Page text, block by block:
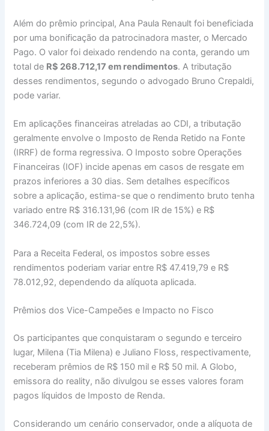
Além do prêmio principal, Ana Paula Renault foi beneficiada
por uma bonificação da patrocinadora master, o Mercado
Pago. O valor foi deixado rendendo na conta, gerando um
total de R$ 268.712,17 em rendimentos. A tributação
desses rendimentos, segundo o advogado Bruno Crepaldi,
pode variar.
Em aplicações financeiras atreladas ao CDI, a tributação
geralmente envolve o Imposto de Renda Retido na Fonte
(IRRF) de forma regressiva. O Imposto sobre Operações
Financeiras (IOF) incide apenas em casos de resgate em
prazos inferiores a 30 dias. Sem detalhes específicos
sobre a aplicação, estima-se que o rendimento bruto tenha
variado entre R$ 316.131,96 (com IR de 15%) e R$
346.724,09 (com IR de 22,5%).
Para a Receita Federal, os impostos sobre esses
rendimentos poderiam variar entre R$ 47.419,79 e R$
78.012,92, dependendo da alíquota aplicada.
Prêmios dos Vice-Campeões e Impacto no Fisco
Os participantes que conquistaram o segundo e terceiro
lugar, Milena (Tia Milena) e Juliano Floss, respectivamente,
receberam prêmios de R$ 150 mil e R$ 50 mil. A Globo,
emissora do reality, não divulgou se esses valores foram
pagos líquidos de Imposto de Renda.
Considerando um cenário conservador, onde a alíquota de